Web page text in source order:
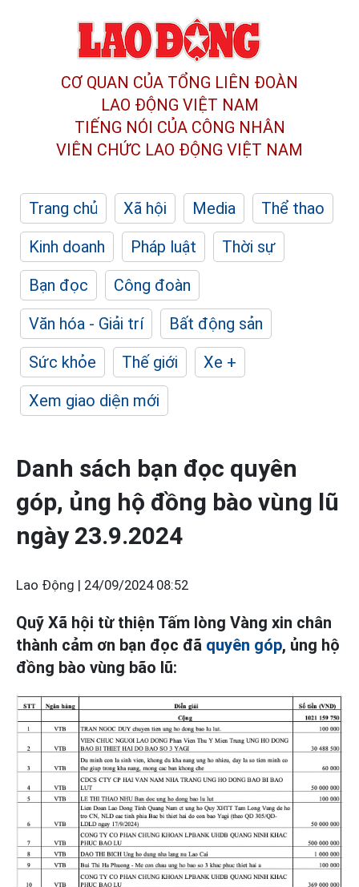
CƠ QUAN CỦA TỔNG LIÊN ĐOÀN
LAO ĐỘNG VIỆT NAM
TIẾNG NÓI CỦA CÔNG NHÂN
VIÊN CHỨC LAO ĐỘNG VIỆT NAM
Trang chủ Xã hội Media
Thể thao
Kinh doanh
Pháp luật
Thời sự
Bạn đọc
Công đoàn
Văn hóa - Giải trí
Bất động sản
Sức khỏe
Thế giới
Xe +
Xem giao diện mới
Danh sách bạn đọc quyên
góp, ủng hộ đồng bào vùng lũ
ngày 23.9.2024
Lao Động | 24/09/2024 08:52
Quỹ Xã hội từ thiện Tấm lòng Vàng xin chân
thành cảm ơn bạn đọc đã quyên góp, ủng hộ
đồng bào vùng bão lũ: